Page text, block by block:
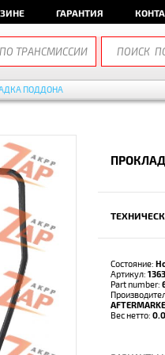
ГАРАНТИЯ
ПОДДОНА
Состояние:
Артикул:
Part number:
Вес нетто: